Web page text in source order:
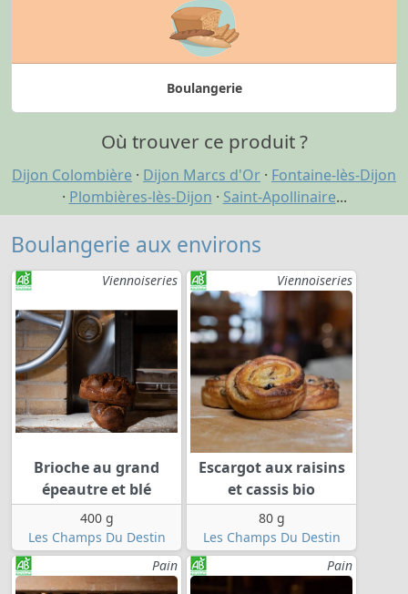
Boulangerie
Où trouver ce produit ?
Dijon Colombière · Dijon Marcs d'Or · Fontaine-lès-Dijon
· Plombières-lès-Dijon · Saint-Apollinaire...
Boulangerie aux environs
Viennoiseries
Brioche au grand
épeautre et blé
400 g
Les Champs Du Destin
Viennoiseries
Escargot aux raisins
et cassis bio
80 g
Les Champs Du Destin
Pain
Pain